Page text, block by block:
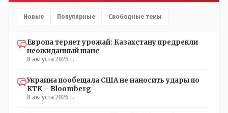
называете зависимостью, то у меня другое
Новые Популярные Свободные темы
Европа теряет урожай: Казахстану предрекли
неожиданный шанс
8 августа 2026 г.
Украина пообещала США не наносить удары по
КТК – Bloomberg
8 августа 2026 г.